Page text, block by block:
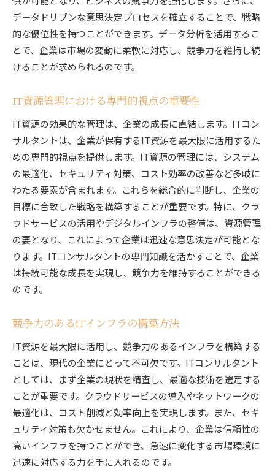
データドリブンな意思決定プロセスを確立することで、戦略
的な優位性を持つことができます。データ分析を活用するこ
とで、企業は市場の変動に柔軟に対応し、競争力を維持し続
けることが求められるのです。
IT資源管理における専門的視点の重要性
IT資源の効果的な管理は、企業の成長に直結します。ITコン
サルタントは、企業が保有するIT資源を最大限に活用するた
めの専門的視点を提供します。IT資源の管理には、システム
の最適化、セキュリティ対策、コスト効率の改善など多岐に
わたる要素が含まれます。これらを総合的に判断し、企業の
目標に合致した戦略を構築することが重要です。特に、クラ
ウドサービスの活用やデジタルインフラの整備は、資源管理
の要となり、これによって企業は迅速な意思決定が可能とな
ります。ITコンサルタントの専門知識を活かすことで、企業
は持続可能な成長を実現し、競争力を維持することができる
のです。
競争力のあるITインフラの構築方法
IT資源を最大限に活用し、競争力のあるインフラを構築する
ことは、現代の企業にとって不可欠です。ITコンサルタント
としては、まず企業の現状を精査し、最適な技術を選定する
ことが重要です。クラウドサービスの導入やネットワークの
最適化は、コスト削減と効率向上を実現します。また、セキ
ュリティ対策も欠かせません。これにより、企業は信頼性の
高いインフラを持つことができ、急速に変化する市場環境に
迅速に対応する力を手に入れるのです。